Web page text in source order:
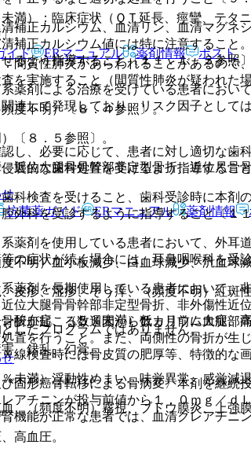
補正カルシウム、血清リン、血清マグネ
補正カルシウム値には特に注意するこ
るよう指導すること〔１１．１．３参照
薬剤による治療を受けている患者におい
連して発現しており、リスク因子とし
し、必要に応じて、患者に対し適切な
襲的な歯科処置を受けるよう指導するこ
科検査を受けること、歯科受診時に本
外科を受診するように指導すること〔１
薬剤を使用している患者において、外耳
の症状が続く場合には、耳鼻咽喉科を受
薬剤を長期使用している患者において、
位大腿骨骨幹部非定型骨折、非外傷性
折が起こる数週間から数ヵ月前に大腿
置を行うこと。また、両側性の骨折が
線検査時には骨皮質の肥厚等、特徴的な
固形癌骨転移による骨病変〉本剤を継続
アチニンが投与前値から１．０ｍｇ／
機能が正常な患者では、血清クレアチ
）：臨床症状（ＱＴ延長、痙攣、テタ
。
質性肺炎があらわれることがあるので
を実施すること（間質性肺炎が疑われ
度不明）〔８．４参照〕。
〔８．５参照〕。
位大腿骨骨幹部非定型骨折、近位尺骨
不明）血小板減少、白血球減少、汎血球
皮疹、湿疹、そう痒、（頻度不明）紅斑
酸血症、（５％未満）低カリウム血症、
、錯乱、幻覚。
未満）浮動性めまい、味覚異常、感覚減
、（頻度不明）霧視、ブドウ膜炎、上強
高血圧。
イド ERマニュアル 薬剤情報 ポスト
抗菌薬ガイド ERマニュアル 薬剤情報
したプログラムではありません。